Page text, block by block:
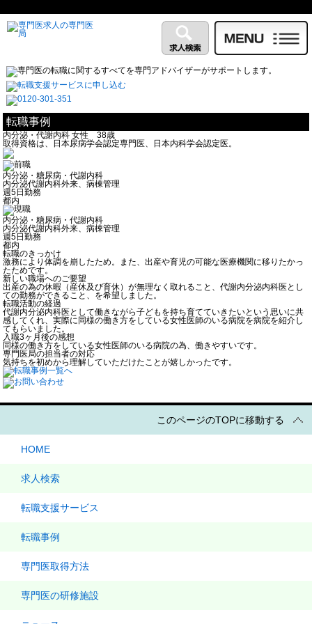
転職事例
内分泌・代謝内科 女性 38歳
取得資格は、日本尿病学会認定専門医、日本内科学会認定医。
内分泌・糖尿病・代謝内科
内分泌代謝内科外来、病棟管理
週5日勤務
都内
内分泌・糖尿病・代謝内科
内分泌代謝内科外来、病棟管理
週5日勤務
都内
転職のきっかけ
激務により体調を崩したため。また、出産や育児の可能な医療機関に移りたかっ
たためです。
新しい職場へのご要望
出産の為の休暇（産休及び育休）が無理なく取れること、代謝内分泌内科医とし
ての勤務ができること、を希望しました。
転職活動の経過
代謝内分泌内科医として働きながら子どもを持ち育てていきたいという思いに共
感してくれ、実際に同様の働き方をしている女性医師のいる病院を病院を紹介し
てもらいました。
入職3ヶ月後の感想
同様の働き方をしている女性医師のいる病院の為、働きやすいです。
専門医局の担当者の対応
気持ちを初めから理解していただけたことが嬉しかったです。
このページのTOPに移動する
HOME
求人検索
転職支援サービス
転職事例
専門医取得方法
専門医の研修施設